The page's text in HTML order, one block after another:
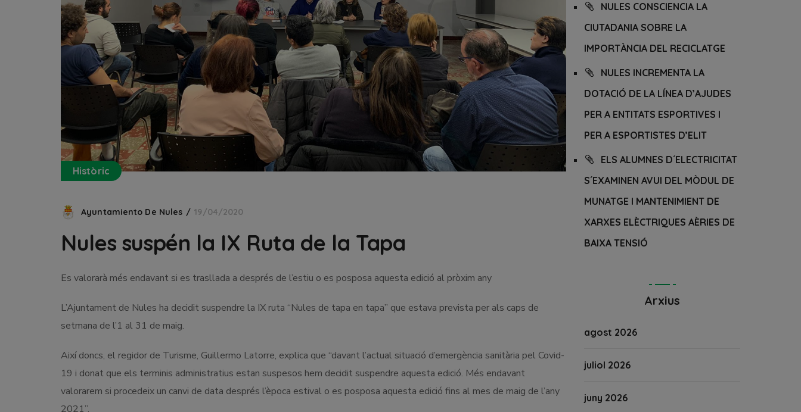
Històric
Ayuntamiento De Nules 19/04/2020
Nules suspén la IX Ruta de la Tapa
Es valorarà més endavant si es trasllada a després de l’estiu o es posposa aquesta edició al pròxim any
L’Ajuntament de Nules ha decidit suspendre la IX ruta “Nules de tapa en tapa” que estava prevista per als caps de
setmana de l’1 al 31 de maig.
Així doncs, el regidor de Turisme, Guillermo Latorre, explica que “davant l’actual situació d’emergència sanitària pel Covid-
19 i donat que els terminis administratius estan suspesos hem decidit suspendre aquesta edició. Més endavant
valorarem si procedeix un canvi de data després l’època estival o es posposa aquesta edició fins al mes de maig de l’any
2021”.
NULES CONSCIENCIA LA
CIUTADANIA SOBRE LA
IMPORTÀNCIA DEL RECICLATGE
NULES INCREMENTA LA
DOTACIÓ DE LA LÍNEA D’AJUDES
PER A ENTITATS ESPORTIVES I
PER A ESPORTISTES D’ELIT
ELS ALUMNES D´ELECTRICITAT
S´EXAMINEN AVUI DEL MÒDUL DE
MUNATGE I MANTENIMIENT DE
XARXES ELÈCTRIQUES AÈRIES DE
BAIXA TENSIÓ
Arxius
agost 2026
juliol 2026
juny 2026